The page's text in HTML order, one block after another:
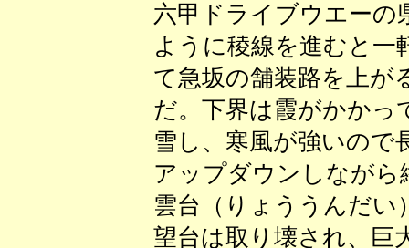
六甲ドライブウエーの
ように稜線を進むと一
て急坂の舗装路を上が
だ。下界は霞がかかっ
雪し、寒風が強いので
アップダウンしながら
雲台（りょううんだい
望台は取り壊され、巨